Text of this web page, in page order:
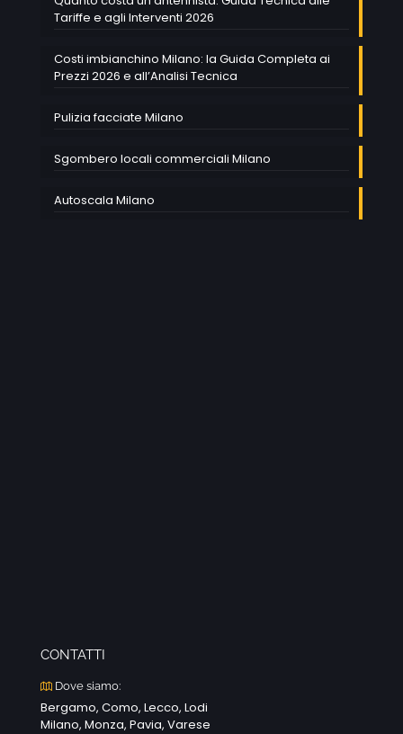
Tariffe e agli Interventi 2026
Costi imbianchino Milano: la Guida Completa ai
Prezzi 2026 e all’Analisi Tecnica
Pulizia facciate Milano
Sgombero locali commerciali Milano
Autoscala Milano
CONTATTI
Dove siamo:
Bergamo, Como, Lecco, Lodi
Milano, Monza, Pavia, Varese